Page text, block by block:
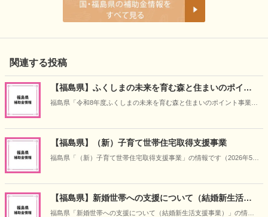
関連する投稿
【福島県】ふくしまの未来を育む森と住まいのポイン
ト事業
福島県「令和8年度ふくしまの未来を育む森と住まいのポイント事業」
【福島県】（新）子育て世帯住宅取得支援事業
福島県「（新）子育て世帯住宅取得支援事業」の情報です（2026年5月
【福島県】新婚世帯への支援について（結婚新生活支
援事業）
福島県「新婚世帯への支援について（結婚新生活支援事業）」の情報